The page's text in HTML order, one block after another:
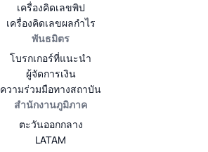
เครื่องคิดเลขพิป
เครื่องคิดเลขผลกำไร
พันธมิตร
โบรกเกอร์ที่แนะนำ
ผู้จัดการเงิน
ความร่วมมือทางสถาบัน
สำนักงานภูมิภาค
ตะวันออกกลาง
LATAM